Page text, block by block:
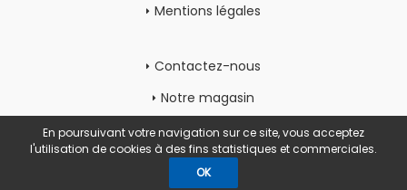
Mentions légales
Contactez-nous
Notre magasin
Mon compte
En poursuivant votre navigation sur ce site, vous acceptez
l'utilisation de cookies à des fins statistiques et commerciales.
OK